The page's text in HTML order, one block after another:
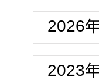
2026
2023